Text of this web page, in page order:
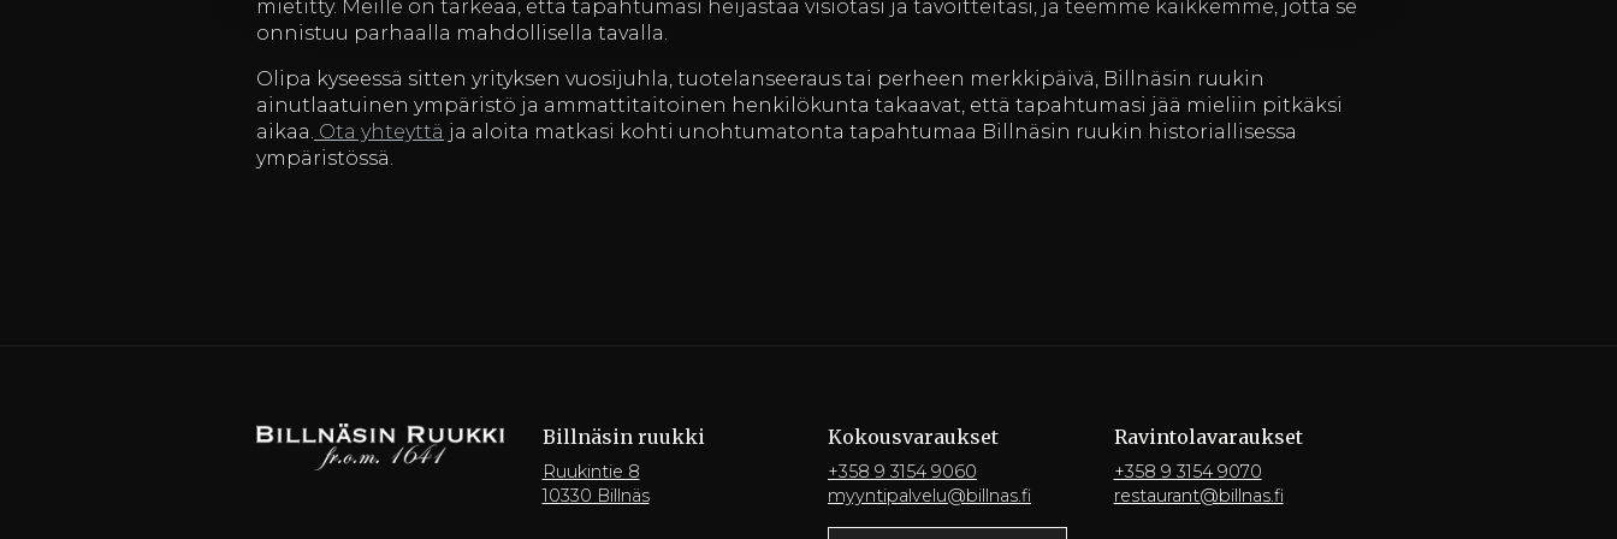
mietitty. Meille on tärkeää, että tapahtumasi heijastaa visiotasi ja tavoitteitasi, ja teemme kaikkemme, jotta se
onnistuu parhaalla mahdollisella tavalla.
Olipa kyseessä sitten yrityksen vuosijuhla, tuotelanseeraus tai perheen merkkipäivä, Billnäsin ruukin
ainutlaatuinen ympäristö ja ammattitaitoinen henkilökunta takaavat, että tapahtumasi jää mieliin pitkäksi
aikaa. Ota yhteyttä ja aloita matkasi kohti unohtumatonta tapahtumaa Billnäsin ruukin historiallisessa
ympäristössä.
Billnäsin ruukki
Ruukintie 8
10330 Billnäs
Kokousvaraukset
+358 9 3154 9060
myyntipalvelu@billnas.fi
Ravintola­varaukset
+358 9 3154 9070
restaurant@billnas.fi